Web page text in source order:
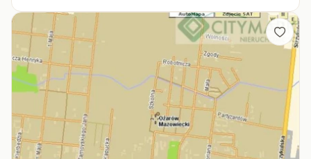
wielorodzinnego jako...